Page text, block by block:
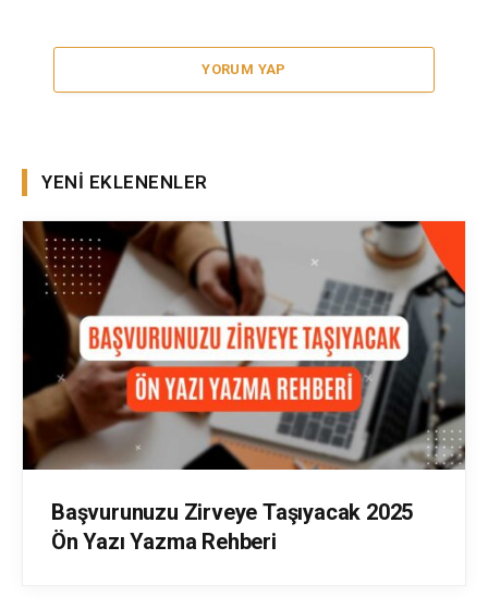
YORUM YAP
YENI EKLENENLER
Başvurunuzu Zirveye Taşıyacak 2025
Ön Yazı Yazma Rehberi